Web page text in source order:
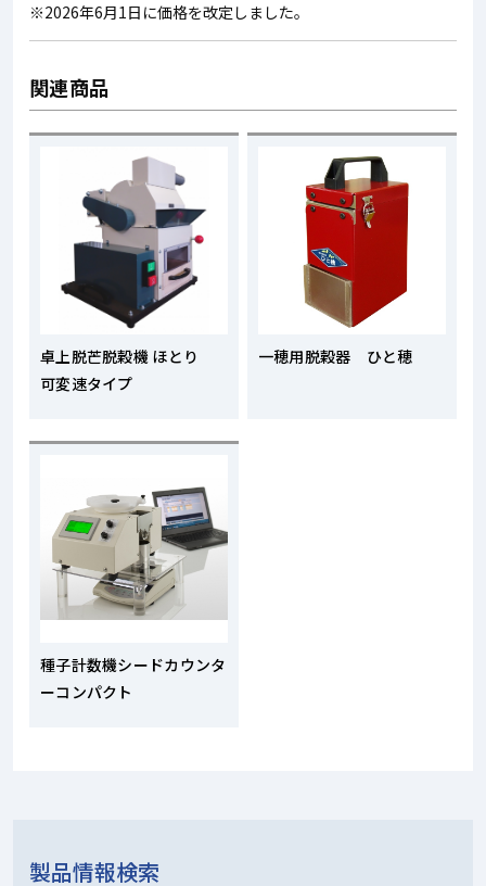
※2026年6月1日に価格を改定しました。
関連商品
卓上脱芒脱穀機 ほとり
可変速タイプ
一穂用脱穀器 ひと穂
種子計数機シードカウンタ
ーコンパクト
製品情報検索